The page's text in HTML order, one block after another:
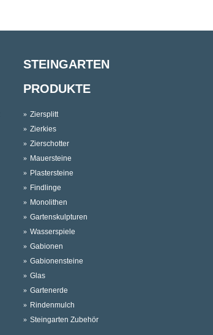
STEINGARTEN
PRODUKTE
Ziersplitt
Zierkies
Zierschotter
Mauersteine
Plastersteine
Findlinge
Monolithen
Gartenskulpturen
Wasserspiele
Gabionen
Gabionensteine
Glas
Gartenerde
Rindenmulch
Steingarten Zubehör